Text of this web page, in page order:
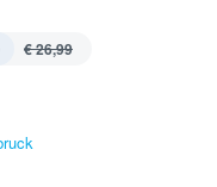
€ 26,99